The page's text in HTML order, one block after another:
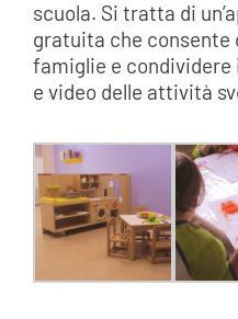
scuola. Si tratta di
gratuita che consente
famiglie e
e video delle attività